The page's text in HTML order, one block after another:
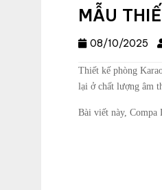
MẪU
08/10/2025
Thiết kế phòng
lại ở chất lượng âm
Bài viết này, Compa